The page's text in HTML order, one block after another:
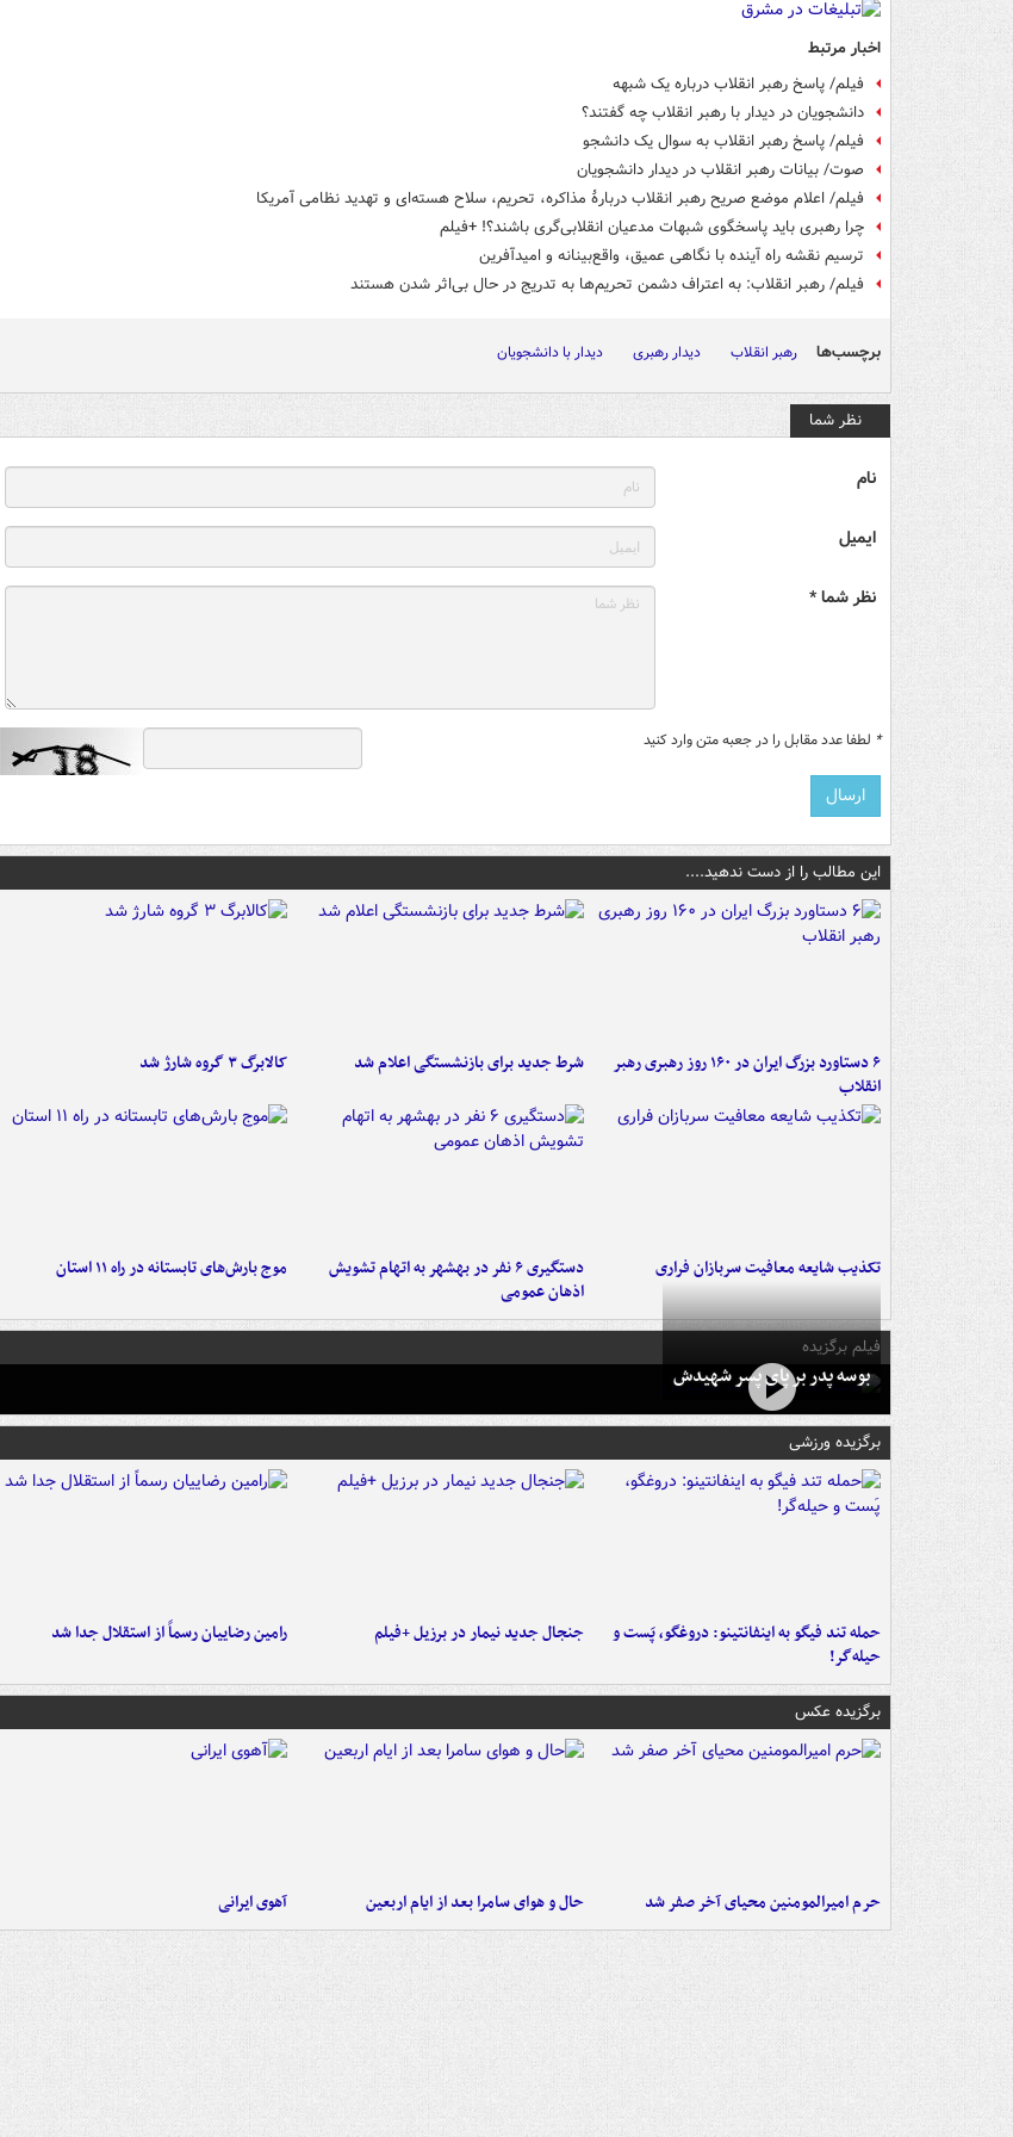
اخبار مرتبط
فیلم/ پاسخ رهبر انقلاب درباره یک شبهه
دانشجویان در دیدار با رهبر انقلاب چه گفتند؟
فیلم/ پاسخ رهبر انقلاب به سوال یک دانشجو
صوت/ بیانات رهبر انقلاب در دیدار دانشجویان
فیلم/ اعلام موضع صریح رهبر انقلاب دربارۀ مذاکره، تحریم، سلاح هسته‌ای و تهدید نظامی آمریکا
چرا رهبری باید پاسخگوی شبهات مدعیان انقلابی‌گری باشند؟! +فیلم
ترسیم نقشه راه آینده با نگاهی عمیق، واقع‌بینانه و امیدآفرین
فیلم/ رهبر انقلاب: به اعتراف دشمن تحریم‌ها به تدریج در حال بی‌اثر شدن هستند
برچسب‌ها رهبر انقلاب دیدار رهبری دیدار با دانشجویان
نظر شما
نام
ایمیل
نظر شما *
* لطفا عدد مقابل را در جعبه متن وارد کنید
این مطالب را از دست ندهید....
۶ دستاورد بزرگ ایران در ۱۶۰ روز رهبری رهبر
انقلاب
شرط جدید برای بازنشستگی اعلام شد کالابرگ ۳ گروه شارژ شد
تکذیب شایعه معافیت سربازان فراری
دستگیری ۶ نفر در بهشهر به اتهام تشویش
اذهان عمومی
موج بارش‌های تابستانه در راه ۱۱ استان
فیلم برگزیده
بوسه‌ پدر بر پای پسر شهیدش
برگزیده ورزشی
حمله تند فیگو به اینفانتینو: دروغگو، پَست‌ و
حیله‌گر!
جنجال جدید نیمار در برزیل +فیلم رامین رضاییان رسماً از استقلال جدا شد
برگزیده عکس
حرم امیرالمومنین محیای آخر صفر شد حال و هوای سامرا بعد از ایام اربعین آهوی ایرانی